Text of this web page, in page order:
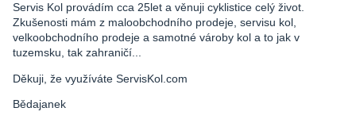
Servis Kol provádím cca 25let a věnuji cyklistice celý život.
Zkušenosti mám z maloobchodního prodeje, servisu kol,
velkoobchodního prodeje a samotné vároby kol a to jak v
tuzemsku, tak zahraničí...
Děkuji, že využíváte ServisKol.com
Bědajanek